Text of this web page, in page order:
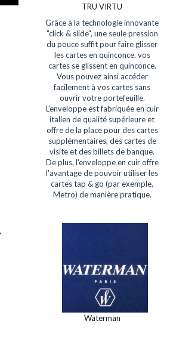
TRU VIRTU
Grâce à la technologie innovante
"click & slide", une seule pression
du pouce suffit pour faire glisser
les cartes en quinconce. vos
cartes se glissent en quinconce.
Vous pouvez ainsi accéder
facilement à vos cartes sans
ouvrir votre portefeuille.
L'enveloppe est fabriquée en cuir
italien de qualité supérieure et
offre de la place pour des cartes
supplémentaires, des cartes de
visite et des billets de banque.
De plus, l'enveloppe en cuir offre
l'avantage de pouvoir utiliser les
cartes tap & go (par exemple,
Metro) de manière pratique.
Waterman